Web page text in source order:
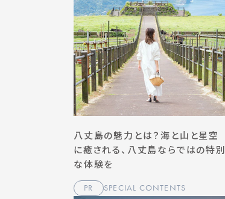
八丈島の魅力とは？海と山と星空
に癒される、八丈島ならではの特別
な体験を
PR SPECIAL CONTENTS